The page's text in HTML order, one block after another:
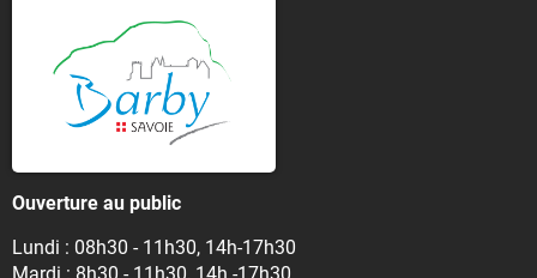
Ouverture au public
Lundi : 08h30 - 11h30, 14h-17h30